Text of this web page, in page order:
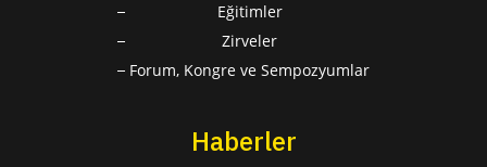
Eğitimler
Zirveler
Forum, Kongre ve Sempozyumlar
Haberler